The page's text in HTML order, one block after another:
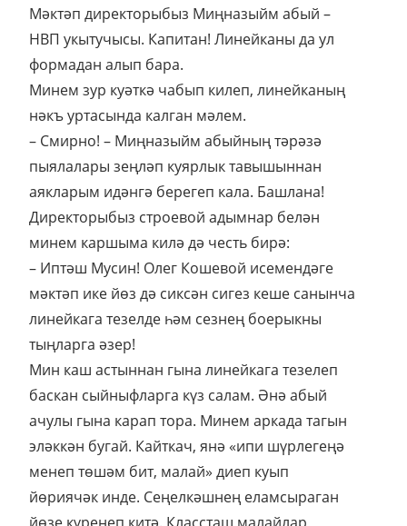
Мәктәп директорыбыз Миңназыйм абый –
НВП укытучысы. Капитан! Линейканы да ул
формадан алып бара.
Минем зур куәткә чабып килеп, линейканың
нәкъ уртасында калган мәлем.
– Смирно! – Миңназыйм абыйның тәрәзә
пыялалары зеңләп куярлык тавышыннан
аякларым идәнгә берегеп кала. Башлана!
Директорыбыз строевой адымнар белән
минем каршыма килә дә честь бирә:
– Иптәш Мусин! Олег Кошевой исемендәге
мәктәп ике йөз дә сиксән сигез кеше санынча
линейкага тезелде һәм сезнең боерыкны
тыңларга әзер!
Мин каш астыннан гына линейкага тезелеп
баскан сыйныфларга күз салам. Әнә абый
ачулы гына карап тора. Минем аркада тагын
эләккән бугай. Кайткач, янә «ипи шүрлегеңә
менеп төшәм бит, малай» диеп куып
йөриячәк инде. Сеңелкәшнең еламсыраган